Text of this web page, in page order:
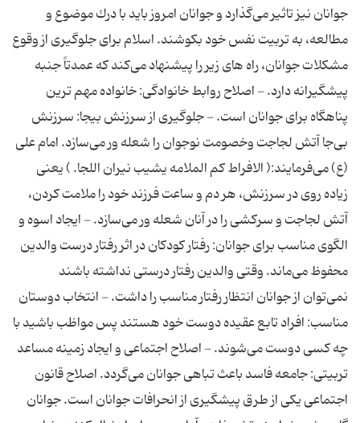
جوانان نیز تاثیر می‌گذارد و جوانان امروز باید با درك موضوع و
مطالعه،‌ به تربیت نفس خود بكوشند. اسلام برای جلوگیری از وقوع
مشکلات جوانان، راه های زیر را پیشنهاد می‌کند که عمدتاً جنبه
پیشگیرانه دارد. - اصلاح روابط خانوادگی: خانواده مهم ترین
پناهگاه برای جوانان است. - جلوگیری از سرزنش بیجا: سرزنش
بی‌جا آتش لجاجت وخصومت نوجوان را شعله ور می‌سازد. امام علی
(ع) می‌فرمایند:( الافراط کم الملامه یشیب نیران اللجا. ) یعنی
زیاده روی در سرزنش، هر دم و ساعت فرزند خود را ملامت کردن،
آتش لجاجت و سرکشی را در آنان شعله ور می‌سازد. - ایجاد اسوه و
الگوی مناسب برای جوانان: رفتار کودکان در اثر رفتار درست والدین
محفوظ می‌ماند. وقتی والدین رفتار درستی نداشته باشند
نمی‌توان از جوانان انتظار رفتار مناسب را داشت. - انتخاب دوستان
مناسب: افراد تابع عقیده دوست خود هستند پس مواظب باشید با
چه کسی دوست می‌شوند. - اصلاح اجتماعی و ایجاد زمینه مساعد
تربیتی: جامعه فاسد باعث تباهی جوانان می‌گردد. اصلاح قانون
اجتماعی یکی از طرق پیشگیری از انحرافات جوانان است. جوانان